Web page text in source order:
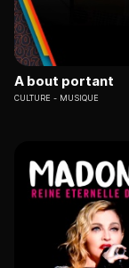
A bout portant
CULTURE MUSIQUE